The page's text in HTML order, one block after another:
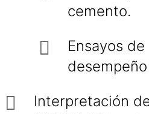
cemento.
Ensayos
Interpretación